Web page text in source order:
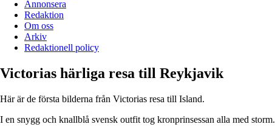
Annonsera
Redaktion
Om oss
Arkiv
Redaktionell policy
Victorias härliga resa till Reykjavik
Här är de första bilderna från Victorias resa till Island.
I en snygg och knallblå svensk outfit tog kronprinsessan alla med storm.